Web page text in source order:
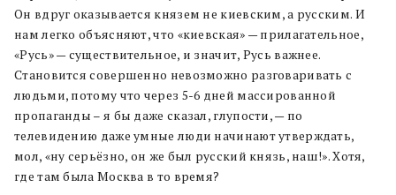
Он вдруг оказывается князем не киевским, а русским. И
нам легко объясняют, что «киевская» — прилагательное,
«Русь» — существительное, и значит, Русь важнее.
Становится совершенно невозможно разговаривать с
людьми, потому что через 5-6 дней массированной
пропаганды – я бы даже сказал, глупости, — по
телевидению даже умные люди начинают утверждать,
мол, «ну серьёзно, он же был русский князь, наш!». Хотя,
где там была Москва в то время?